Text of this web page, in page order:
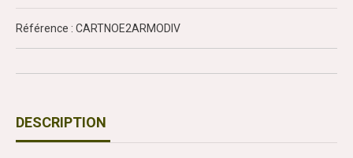
Référence : CARTNOE2ARMODIV
DESCRIPTION